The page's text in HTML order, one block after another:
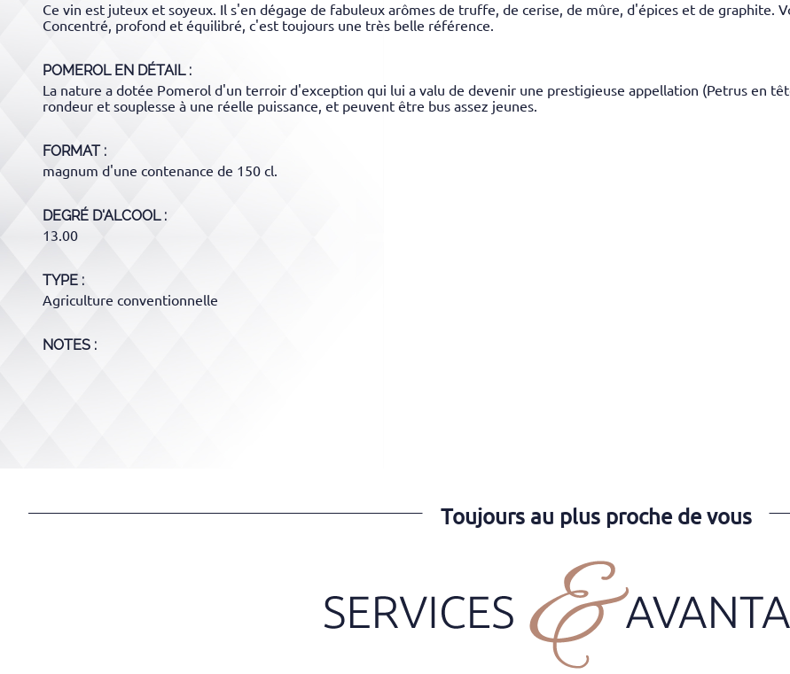
Ce vin est juteux et soyeux. Il s'en dégage de fabuleux arômes de truffe, de cerise, de mûre, d'épices et de graphite.
Concentré, profond et équilibré, c'est toujours une très belle référence.
POMEROLEN DÉTAIL :
La nature a dotée Pomerol d'un terroir d'exception qui lui a valu de devenir une prestigieuse appellation (Petrus en
rondeur et souplesse à une réelle puissance, et peuvent être bus assez jeunes.
FORMAT
magnum d'une contenance de 150 cl.
DEGRÉ D'ALCOOL
13.00
TYPE
Agriculture conventionnelle
NOTES :
Toujours au plus proche de vous